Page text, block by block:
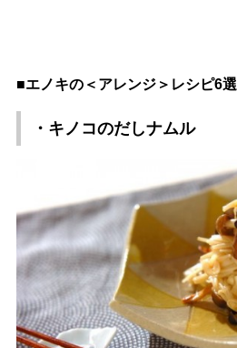
■エノキの＜アレンジ＞レシピ6選
・キノコのだしナムル